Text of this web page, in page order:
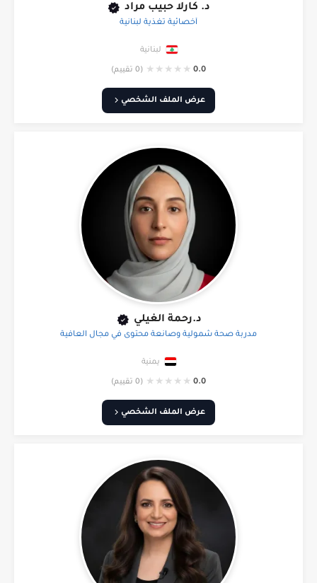
د. كارلا حبيب مراد
أخصائية تغذية لبنانية
لبنانية
0.0
★
★
★
★
★ (0 تقييم)
عرض الملف الشخصي
د.رحمة الغيلي
مدربة صحة شمولية وصانعة محتوى في مجال العافية
يمنية
0.0
★
★
★
★
★ (0 تقييم)
عرض الملف الشخصي